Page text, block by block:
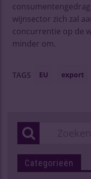
wijnsector zich zal
concurrentie op de
minder om.
TAGS EU export
Categorieën